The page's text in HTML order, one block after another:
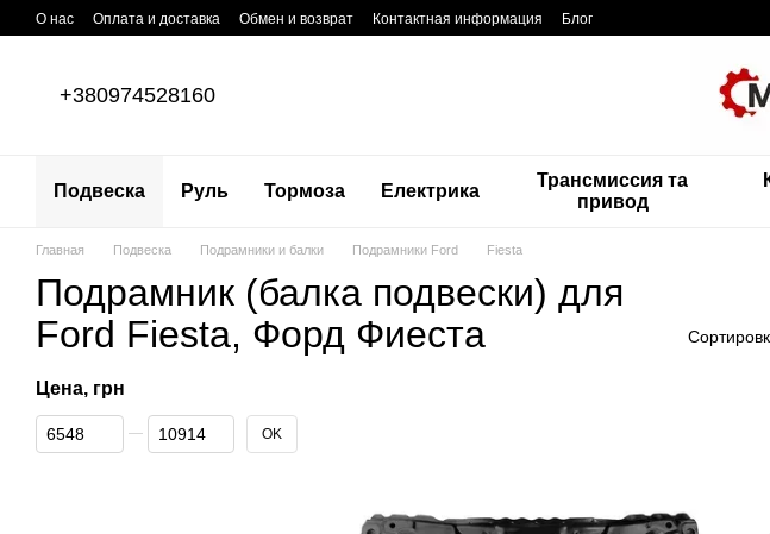
Перейти к основному контенту
О нас Оплата и доставка Обмен и возврат Контактная информация Блог
+380974528160
Подвеска Руль Тормоза Електрика
Трансмиссия та
привод
Главная Подвеска Подрамники и балки Подрамники Ford Fiesta
Подрамник (балка подвески) для
Ford Fiestа, Форд Фиеста
Цена, грн
От Цена, грн
До Цена, грн OK